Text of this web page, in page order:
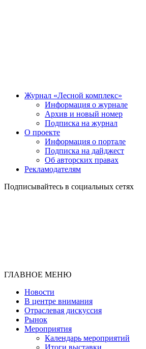
Журнал «Лесной комплекс»
Информация о журнале
Архив и новый номер
Подписка на журнал
О проекте
Информация о портале
Подписка на дайджест
Об авторских правах
Рекламодателям
Подписывайтесь в социальных сетях
ГЛАВНОЕ МЕНЮ
Новости
В центре внимания
Отраслевая дискуссия
Рынок
Мероприятия
Календарь мероприятий
Итоги выставки